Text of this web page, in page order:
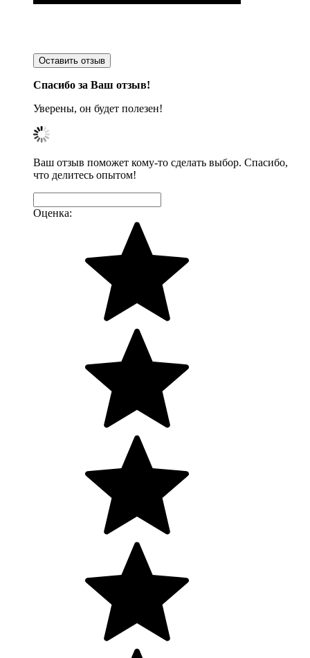
Оставить отзыв
Спасибо за Ваш отзыв!
Уверены, он будет полезен!
Ваш отзыв поможет кому-то сделать выбор. Спасибо,
что делитесь опытом!
Оценка: